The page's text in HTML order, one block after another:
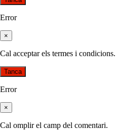
Error
×
Cal acceptar els termes i condicions.
Tanca
Error
×
Cal omplir el camp del comentari.